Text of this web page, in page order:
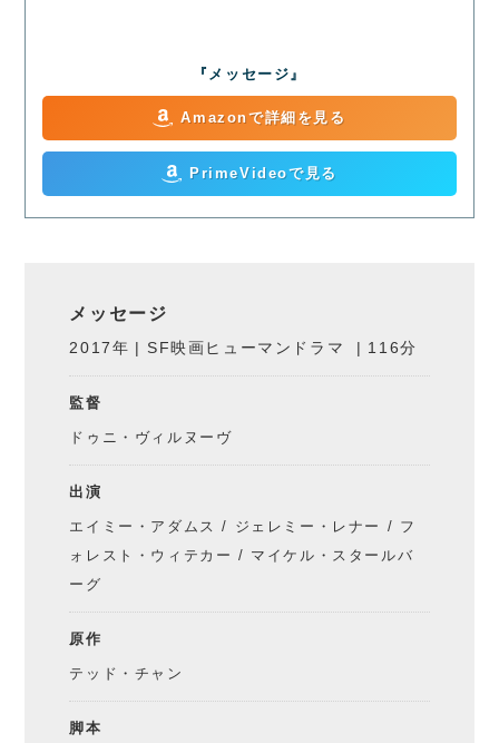
『メッセージ』
Amazonで詳細を見る
PrimeVideoで見る
メッセージ
2017年 SF映画ヒューマンドラマ 116分
監督
ドゥニ・ヴィルヌーヴ
出演
エイミー・アダムス / ジェレミー・レナー / フ
ォレスト・ウィテカー / マイケル・スタールバ
ーグ
原作
テッド・チャン
脚本